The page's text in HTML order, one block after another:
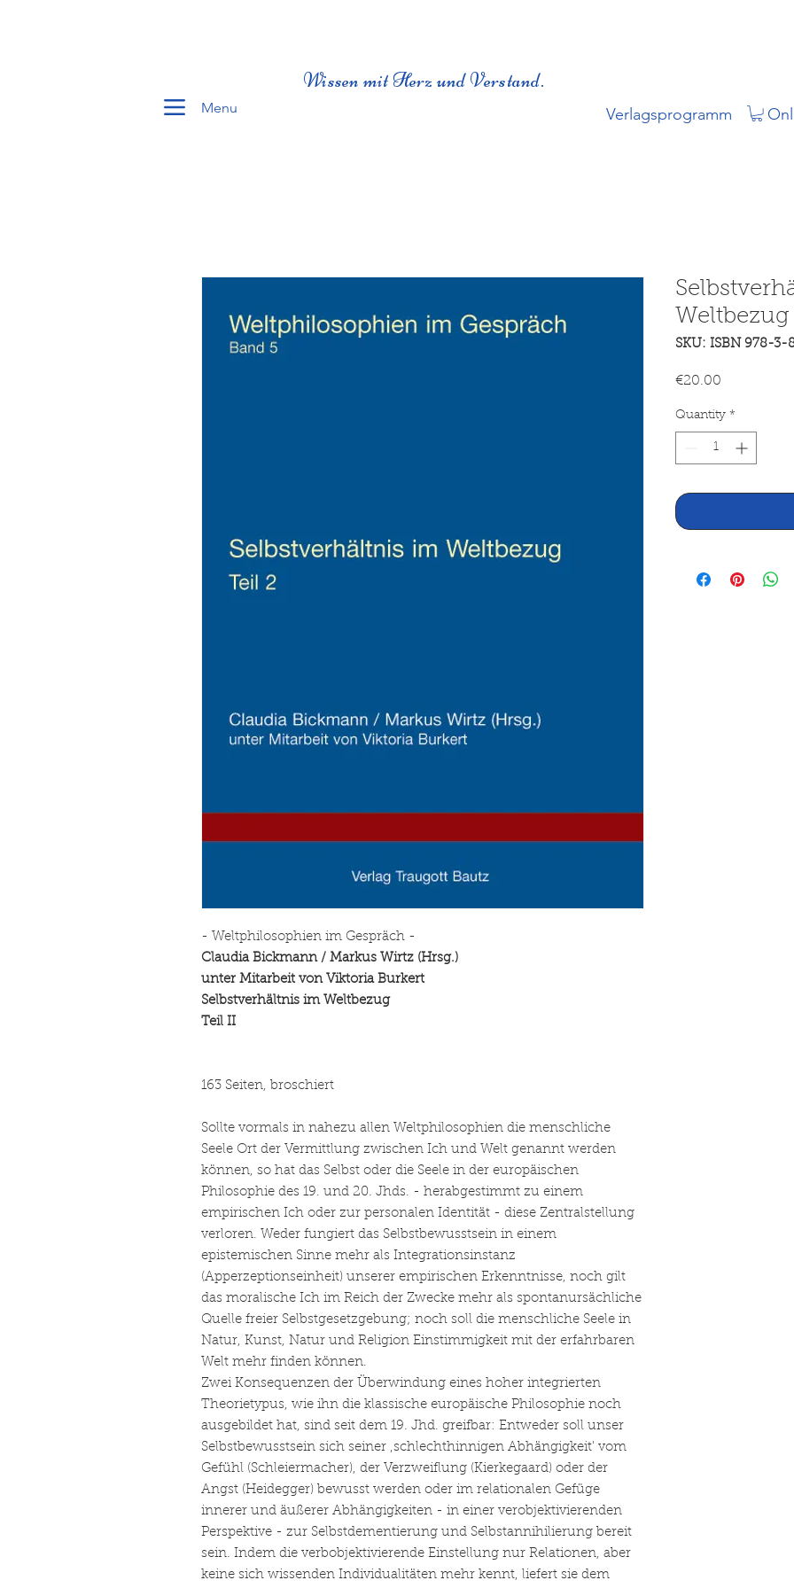
Menu
Wissen mit Herz und Verstand.
Verlagsprogramm
- Weltphilosophien im Gespräch -
Claudia Bickmann / Markus Wirtz (Hrsg.)
unter Mitarbeit von Viktoria Burkert
Selbstverhältnis im Weltbezug
Teil II
163 Seiten, broschiert
Sollte vormals in nahezu allen Weltphilosophien die menschliche
Seele Ort der Vermittlung zwischen Ich und Welt genannt werden
können, so hat das Selbst oder die Seele in der europäischen
Philosophie des 19. und 20. Jhds. - herabgestimmt zu einem
empirischen Ich oder zur personalen Identität - diese Zentralstellung
verloren. Weder fungiert das Selbstbewusstsein in einem
epistemischen Sinne mehr als Integrationsinstanz
(Apperzeptionseinheit) unserer empirischen Erkenntnisse, noch gilt
das moralische Ich im Reich der Zwecke mehr als spontanursächliche
Quelle freier Selbstgesetzgebung; noch soll die menschliche Seele in
Natur, Kunst, Natur und Religion Einstimmigkeit mit der erfahrbaren
Welt mehr finden können.
Zwei Konsequenzen der Überwindung eines hoher integrierten
Theorietypus, wie ihn die klassische europäische Philosophie noch
ausgebildet hat, sind seit dem 19. Jhd. greifbar: Entweder soll unser
Selbstbewusstsein sich seiner ‚schlechthinnigen Abhängigkeit' vom
Gefühl (Schleiermacher), der Verzweiflung (Kierkegaard) oder der
Angst (Heidegger) bewusst werden oder im relationalen Gefüge
innerer und äußerer Abhängigkeiten - in einer verobjektivierenden
Perspektive - zur Selbstdementierung und Selbstannihilierung bereit
sein. Indem die verbobjektivierende Einstellung nur Relationen, aber
keine sich wissenden Individualitäten mehr kennt, liefert sie dem
SKU: ISBN 978-3-
€20.00Price
Quantity *